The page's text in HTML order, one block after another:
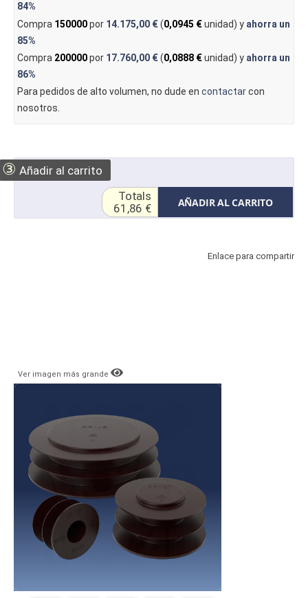
84%
Compra 150000por 14.175,00 €(0,0945 €unidad) y ahorra un
85%
Compra 200000por 17.760,00 €(0,0888 €unidad) y ahorra un
86%
Para pedidos de alto volumen, no dude en contactarcon
nosotros.
③ Añadir al carrito
AÑADIR AL CARRITO
Totals
61,86 €
Enlace para compartir
Ver imagen más grande